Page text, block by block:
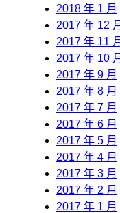
2018 年 1 月
2017 年 12 月
2017 年 11 月
2017 年 10 月
2017 年 9 月
2017 年 8 月
2017 年 7 月
2017 年 6 月
2017 年 5 月
2017 年 4 月
2017 年 3 月
2017 年 2 月
2017 年 1 月